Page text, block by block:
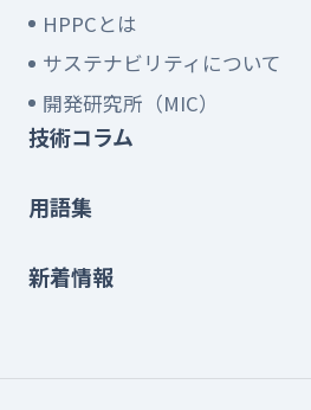
HPPCとは
サステナビリティについて
開発研究所（MIC）
技術コラム
用語集
新着情報